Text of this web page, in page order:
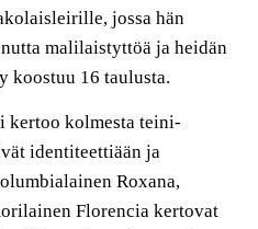
jossa hän
malilaistyttöä ja heidän
koostuu 16 taulusta.
kertoo kolmesta teini-
identiteettiään ja
Roxana,
Florencia kertovat